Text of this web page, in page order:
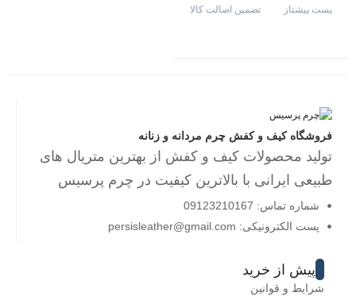
پست پیشتاز تضمین اصالت کالا
فروشگاه کیف و کفش چرم مردانه و زنانه
تولید محصولات کیف و کفش از بهترین متریال های
طبیعی ایرانی با بالاترین کیفیت در چرم پرسیس
شماره تماس: 09123210167
پست الکترونیکی: persisleather@gmail.com
پیش از خرید
شرایط و قوانین